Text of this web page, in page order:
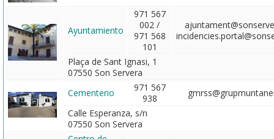
Ayuntamiento
971 567
002 /
971 568
101
Plaça de Sant Ignasi, 1
07550 Son Servera
Cementerio
971 567
938
Calle Esperanza, s/n
07550 Son Servera